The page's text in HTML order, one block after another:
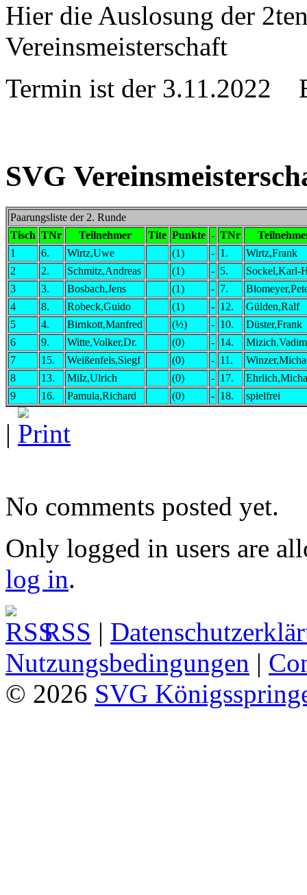
Hier die Auslosung der
Vereinsmeisterschaft
Termin ist der 3.11.2022
SVG
Paarungsliste der 2. Runde
Tisch TNr Teilnehmer Tite Punkte - TNr
1
6. Wirtz,Uwe (1) - 1.
Wirtz,Frank
2
2. Schmitz,Andreas (1) - 5.
Sockel,Karl-
3
3. Bosbach,Jens (1) - 7.
4
8. Robeck,Guido (1) - 12.
Gülden,Ralf
5
4. Birnkott,Manfred (½) - 10.
Düster,Frank
6
9. Witte,Volker,Dr. (0) - 14.
Mizich,Vadim
7
15. Weißenfels,Siegf (0) - 11.
8
13. Milz,Ulrich (0) - 17.
9
16. Pamula,Richard (0) - 18. spielfrei
|
No comments posted yet.
Only logged in users are
log in.
RSS |
Nutzungsbedingungen |
© 2026 SVG